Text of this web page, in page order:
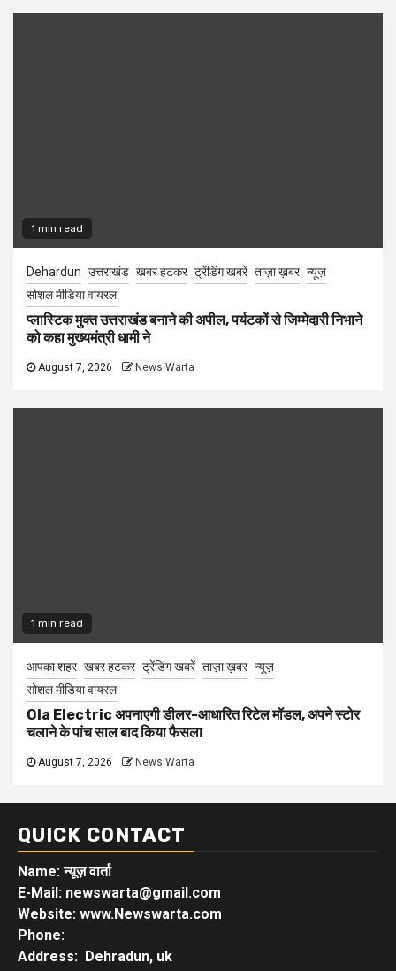
1 min read
Dehardun उत्तराखंड खबर हटकर ट्रेंडिंग खबरें ताज़ा ख़बर न्यूज़
सोशल मीडिया वायरल
प्लास्टिक मुक्त उत्तराखंड बनाने की अपील, पर्यटकों से जिम्मेदारी निभाने
को कहा मुख्यमंत्री धामी ने
August 7, 2026 News Warta
1 min read
आपका शहर खबर हटकर ट्रेंडिंग खबरें ताज़ा ख़बर न्यूज़
सोशल मीडिया वायरल
Ola Electric अपनाएगी डीलर-आधारित रिटेल मॉडल, अपने स्टोर
चलाने के पांच साल बाद किया फैसला
August 7, 2026 News Warta
QUICK CONTACT
Name: न्यूज़ वार्ता
E-Mail: newswarta@gmail.com
Website: www.Newswarta.com
Phone:
Address: Dehradun, uk